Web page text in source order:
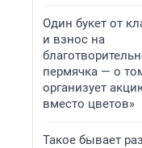
Один букет от
и взнос на
пермячка — о
организует
вместо цветов»
Такое бывает